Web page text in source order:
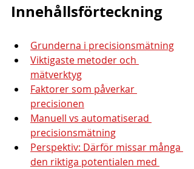
Innehållsförteckning
Grunderna i precisionsmätning
Viktigaste metoder och
mätverktyg
Faktorer som påverkar
precisionen
Manuell vs automatiserad
precisionsmätning
Perspektiv: Därför missar många
den riktiga potentialen med